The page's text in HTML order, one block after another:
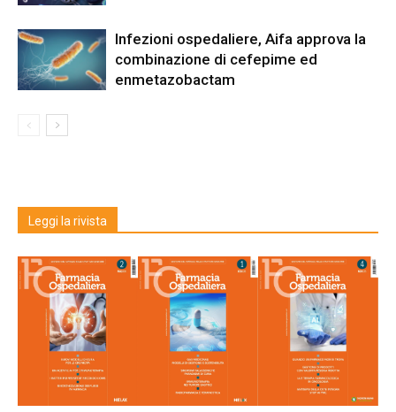
Infezioni ospedaliere, Aifa approva la
combinazione di cefepime ed
enmetazobactam
Leggi la rivista